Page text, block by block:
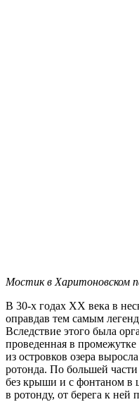
Мостик в Харитоновском
В 30-х годах XX века в
оправдав тем самым
Вследствие этого была
проведенная в
из островков озера
ротонда. По большей части
без крыши и с фонтаном в
в ротонду, от берега к ней